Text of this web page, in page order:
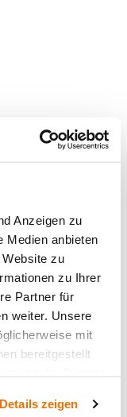
Anzeigen zu
Medien anbieten
zu
zu Ihrer
Partner für
weiter. Unsere
mit
bereitgestellt
Details zeigen